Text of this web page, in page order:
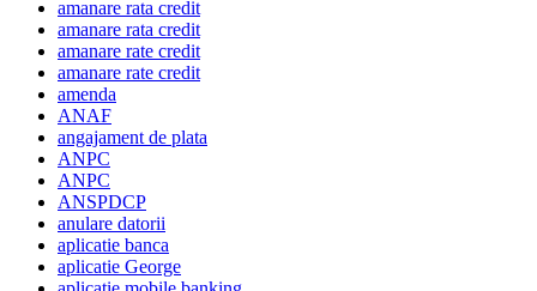
amanare rata credit
amanare rata credit
amanare rate credit
amanare rate credit
amenda
ANAF
angajament de plata
ANPC
ANPC
ANSPDCP
anulare datorii
aplicatie banca
aplicatie George